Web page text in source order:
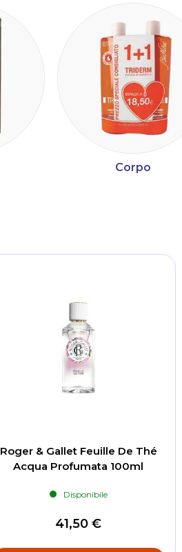
Corpo
Roger & Gallet Feuille De Thé
Acqua Profumata 100ml
Disponibile
41,50 €